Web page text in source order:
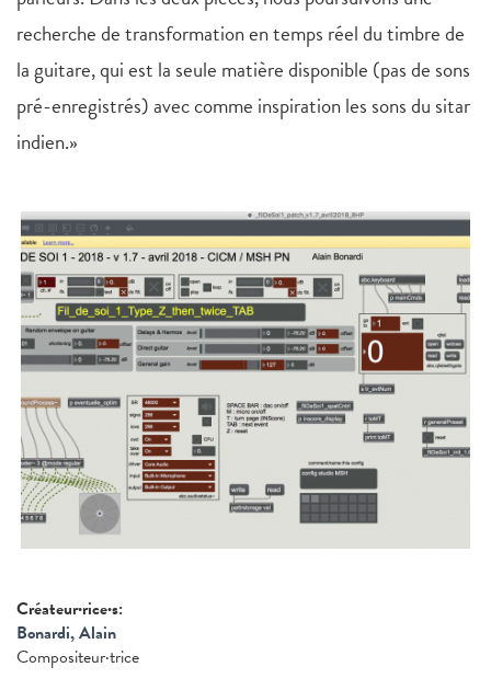
recherche de transformation en temps réel du timbre de
la guitare, qui est la seule matière disponible (pas de sons
pré-enregistrés) avec comme inspiration les sons du sitar
indien.»
Créateur·rice·s:
Bonardi, Alain
Compositeur·trice